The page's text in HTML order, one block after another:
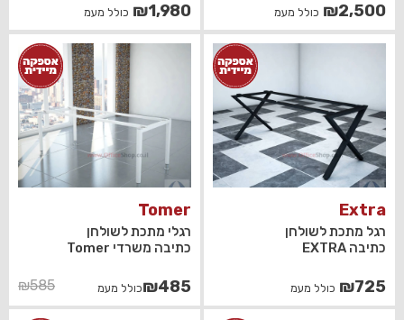
₪2,500 כולל מעמ ₪1,980 כולל מעמ
Extra
רגל מתכת לשולחן
כתיבה EXTRA
₪725 כולל מעמ
Tomer
רגלי מתכת לשולחן
כתיבה משרדי Tomer
₪585
המחיר
המקורי
₪485
המחיר
הנוכחי
כולל מעמ